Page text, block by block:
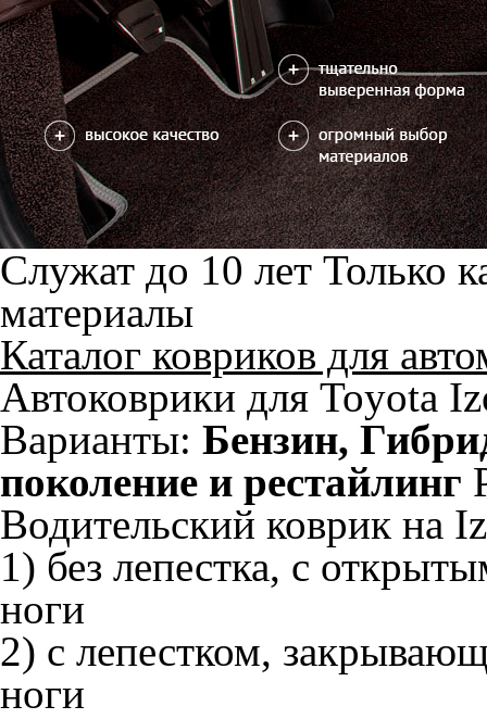
Служат до 10 лет Только
материалы
Каталог ковриков для
Автоковрики для Toyota
Варианты: Бензин,
поколение и рестайлинг
Водительский коврик на
1) без лепестка, с
ноги
2) с лепестком,
ноги